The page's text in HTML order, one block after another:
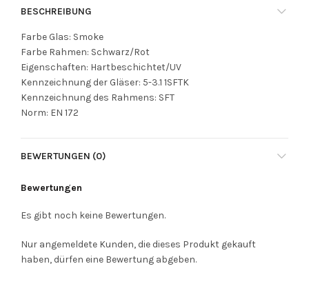
BESCHREIBUNG
Farbe Glas: Smoke
Farbe Rahmen: Schwarz/Rot
Eigenschaften: Hartbeschichtet/UV
Kennzeichnung der Gläser: 5-3.1 1SFTK
Kennzeichnung des Rahmens: SFT
Norm: EN 172
BEWERTUNGEN (0)
Bewertungen
Es gibt noch keine Bewertungen.
Nur angemeldete Kunden, die dieses Produkt gekauft
haben, dürfen eine Bewertung abgeben.